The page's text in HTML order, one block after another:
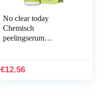
No clear today
Chemisch
peelingserum
vermindert roodheid en
€12.56